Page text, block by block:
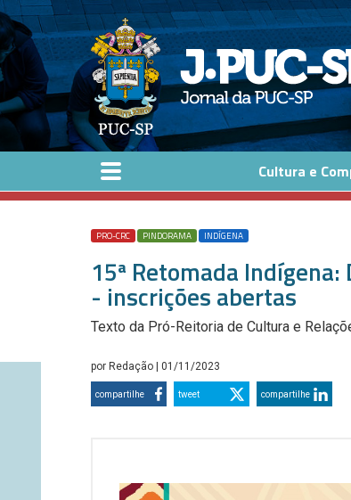
Pular para o conteúdo principal
Cultura e
PRO-CRC PINDORAMA INDÍGENA
15ª Retomada
- inscrições abertas
Texto da Pró-Reitoria de Cultura e
por Redação | 01/11/2023
compartilhe tweet compartilhe